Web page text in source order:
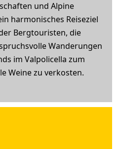
und Alpine
harmonisches Reiseziel
Bergtouristen, die
Wanderungen
im Valpolicella zum
Weine zu verkosten.